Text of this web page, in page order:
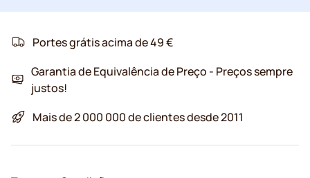
Portes grátis acima de 49 €
Garantia de Equivalência de Preço - Preços sempre
justos!
Mais de 2 000 000 de clientes desde 2011